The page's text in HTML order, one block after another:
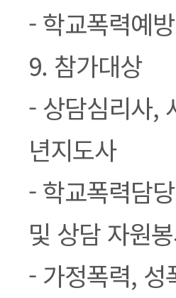
- 학교폭력예
9. 참가대상
- 상담심리사,
년지도사
- 학교폭력담
및 상담 자원
- 가정폭력, 성